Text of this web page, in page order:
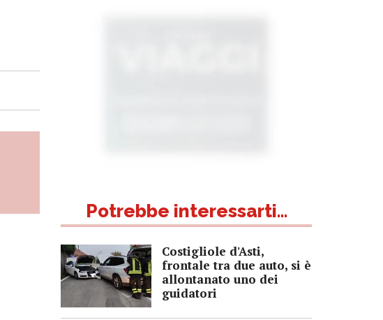
Potrebbe interessarti...
Costigliole d'Asti,
frontale tra due auto, si è
allontanato uno dei
guidatori